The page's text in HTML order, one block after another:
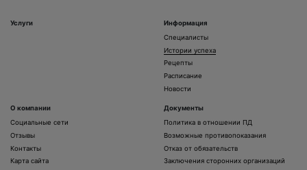
Услуги
Информация
Специалисты
Истории успеха
Рецепты
Расписание
Новости
О компании
Социальные сети
Отзывы
Контакты
Карта сайта
Документы
Политика в отношении ПД
Возможные противопоказания
Отказ от обязательств
Заключения сторонних организаций